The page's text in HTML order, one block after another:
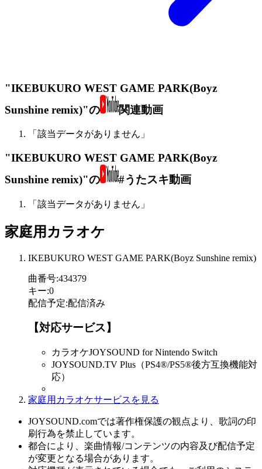
"IKEBUKURO WEST GAME PARK(Boyz
Sunshine remix)"の
関連動画
「該当データがありません」
"IKEBUKURO WEST GAME PARK(Boyz
Sunshine remix)"の
#うたスキ動画
「該当データがありません」
家庭用カラオケ
IKEBUKURO WEST GAME PARK(Boyz Sunshine remix)
曲番号:434379
キー:0
配信予定:配信済み
【対応サービス】
カラオケJOYSOUND for Nintendo Switch
JOYSOUND.TV Plus（PS4®/PS5®後方互換機能対
応）
家庭用カラオケサービスを見る
JOYSOUND.comでは著作権保護の観点より、歌詞の印
刷行為を禁止しています。
都合により、楽曲情報/コンテンツの内容及び配信予定
が変更となる場合があります。